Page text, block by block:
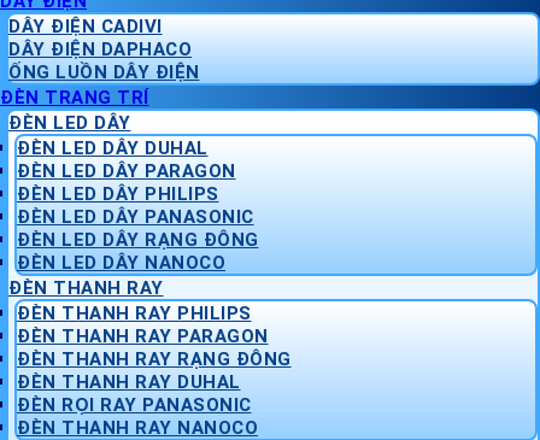
DÂY ĐIỆN CADIVI
DÂY ĐIỆN DAPHACO
ỐNG LUỒN DÂY ĐIỆN
ĐÈN TRANG TRÍ
ĐÈN LED DÂY
ĐÈN LED DÂY DUHAL
ĐÈN LED DÂY PARAGON
ĐÈN LED DÂY PHILIPS
ĐÈN LED DÂY PANASONIC
ĐÈN LED DÂY RẠNG ĐÔNG
ĐÈN LED DÂY NANOCO
ĐÈN THANH RAY
ĐÈN THANH RAY PHILIPS
ĐÈN THANH RAY PARAGON
ĐÈN THANH RAY RẠNG ĐÔNG
ĐÈN THANH RAY DUHAL
ĐÈN RỌI RAY PANASONIC
ĐÈN THANH RAY NANOCO